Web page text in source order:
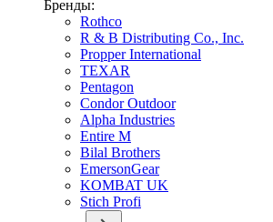
Бренды:
Rothco
R & B Distributing Co., Inc.
Propper International
TEXAR
Pentagon
Condor Outdoor
Alpha Industries
Entire M
Bilal Brothers
EmersonGear
KOMBAT UK
Stich Profi